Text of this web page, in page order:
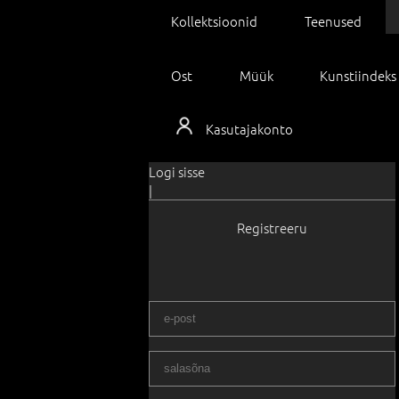
Kollektsioonid Teenused
Ost Müük Kunstiindeks
Kasutajakonto
Logi sisse
|
Registreeru